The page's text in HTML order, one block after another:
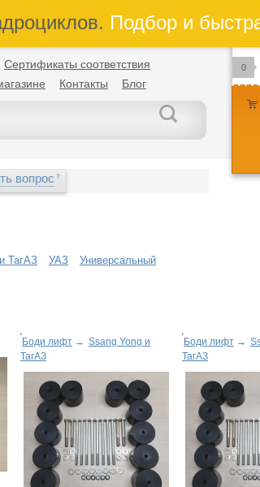
Подбор и
Сертификаты соответствия
Контакты Блог
0
вопрос
ТагАЗ УАЗ Универсальный
Боди лифт → Ssang Yong и
ТагАЗ
Боди лифт →
ТагАЗ